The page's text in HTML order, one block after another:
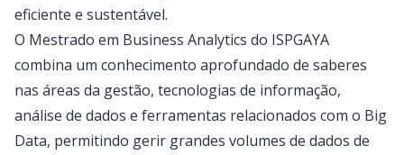
eficiente e sustentável.
O Mestrado em Business Analytics do ISPGAYA
combina um conhecimento aprofundado de saberes
nas áreas da gestão, tecnologias de informação,
análise de dados e ferramentas relacionados com o Big
Data, permitindo gerir grandes volumes de dados de